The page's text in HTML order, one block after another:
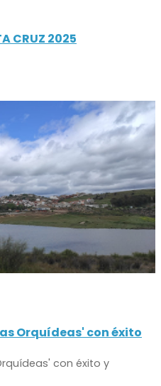
CRUZ 2025
Orquídeas' con éxito
con éxito y